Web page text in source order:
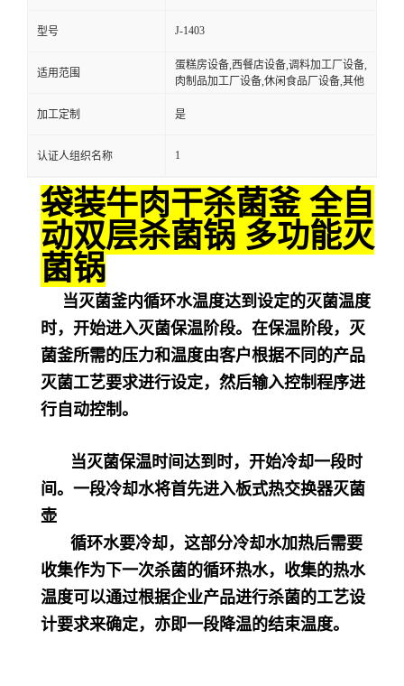
型号 J-1403
适用范围
蛋糕房设备,西餐店设备,调料加工厂设备,
肉制品加工厂设备,休闲食品厂设备,其他
加工定制 是
认证人组织名称 1
袋装牛肉干杀菌釜 全自
动双层杀菌锅 多功能灭
菌锅
当灭菌釜内循环水温度达到设定的灭菌温度
时，开始进入灭菌保温阶段。在保温阶段，灭
菌釜所需的压力和温度由客户根据不同的产品
灭菌工艺要求进行设定，然后输入控制程序进
行自动控制。
当灭菌保温时间达到时，开始冷却一段时
间。一段冷却水将首先进入板式热交换器灭菌
壶
循环水要冷却，这部分冷却水加热后需要
收集作为下一次杀菌的循环热水，收集的热水
温度可以通过根据企业产品进行杀菌的工艺设
计要求来确定，亦即一段降温的结束温度。